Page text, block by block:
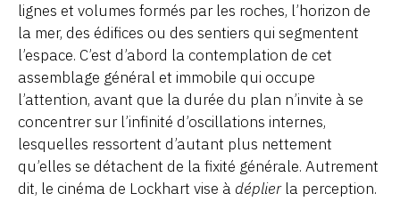
lignes et volumes formés par les roches, l’horizon de
la mer, des édifices ou des sentiers qui segmentent
l’espace. C’est d’abord la contemplation de cet
assemblage général et immobile qui occupe
l’attention, avant que la durée du plan n’invite à se
concentrer sur l’infinité d’oscillations internes,
lesquelles ressortent d’autant plus nettement
qu’elles se détachent de la fixité générale. Autrement
dit, le cinéma de Lockhart vise à déplierla perception.